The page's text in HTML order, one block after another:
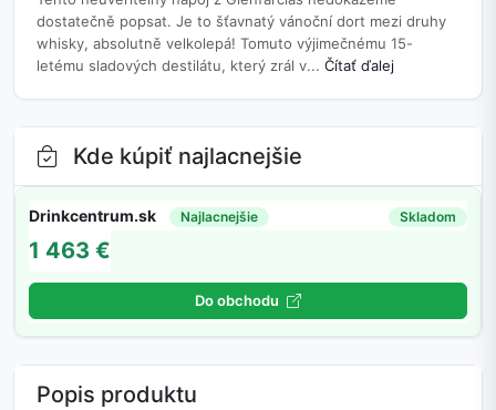
dostatečně popsat. Je to šťavnatý vánoční dort mezi druhy
whisky, absolutně velkolepá! Tomuto výjimečnému 15-
letému sladových destilátu, který zrál v... Čítať ďalej
Kde kúpiť najlacnejšie
Drinkcentrum.sk Najlacnejšie Skladom
1 463 €
Do obchodu
Popis produktu